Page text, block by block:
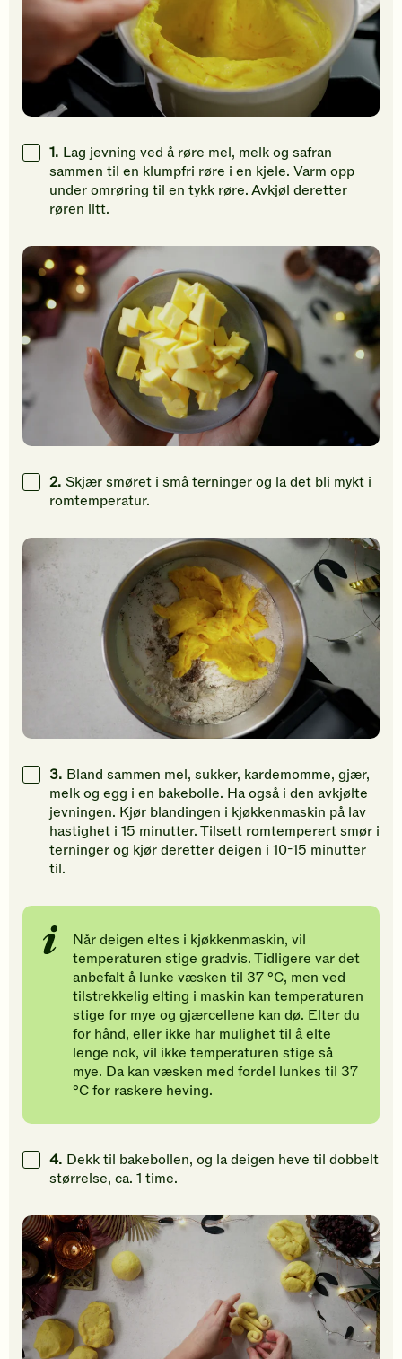
1. Lag jevning ved å røre mel, melk og safran
sammen til en klumpfri røre i en kjele. Varm opp
under omrøring til en tykk røre. Avkjøl deretter
røren litt.
2. Skjær smøret i små terninger og la det bli mykt i
romtemperatur.
3. Bland sammen mel, sukker, kardemomme, gjær,
melk og egg i en bakebolle. Ha også i den avkjølte
jevningen. Kjør blandingen i kjøkkenmaskin på lav
hastighet i 15 minutter. Tilsett romtemperert smør i
terninger og kjør deretter deigen i 10-15 minutter
til.
Når deigen eltes i kjøkkenmaskin, vil
temperaturen stige gradvis. Tidligere var det
anbefalt å lunke væsken til 37 °C, men ved
tilstrekkelig elting i maskin kan temperaturen
stige for mye og gjærcellene kan dø. Elter du
for hånd, eller ikke har mulighet til å elte
lenge nok, vil ikke temperaturen stige så
mye. Da kan væsken med fordel lunkes til 37
°C for raskere heving.
4. Dekk til bakebollen, og la deigen heve til dobbelt
størrelse, ca. 1 time.